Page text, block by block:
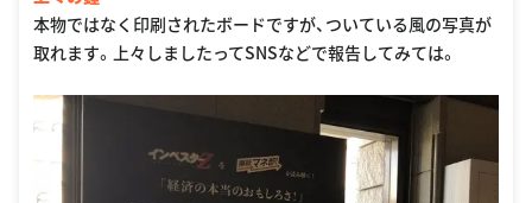
本物ではなく印刷されたボードですが、ついている風の写真が
取れます。上々しましたってSNSなどで報告してみては。